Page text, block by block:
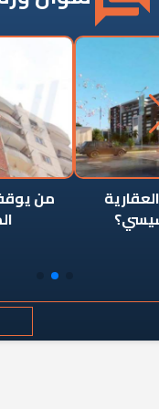
من يوقف سرطان الأبراج
المخالفة